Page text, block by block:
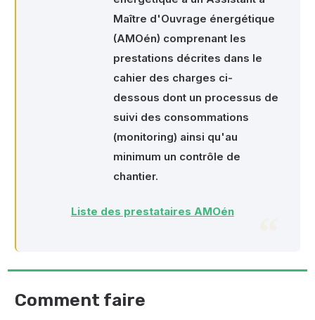
Maître d'Ouvrage énergétique
(AMOén) comprenant les
prestations décrites dans le
cahier des charges ci-
dessous dont un processus de
suivi des consommations
(monitoring) ainsi qu'au
minimum un contrôle de
chantier.
Liste des prestataires AMOén
Comment faire